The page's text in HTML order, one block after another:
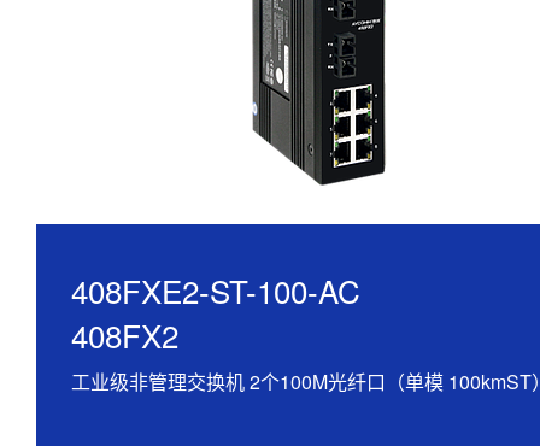
408FXE2-ST-100-AC
408FX2
工业级非管理交换机 2个100M光纤口（单模